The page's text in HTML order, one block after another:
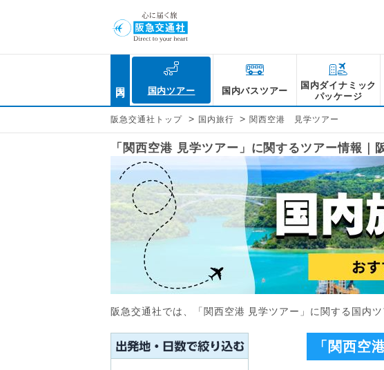
国内ツアー 国内バスツアー
国内ダイナミック
パッケージ
阪急交通社トップ > 国内旅行 > 関西空港 見学ツアー
「関西空港 見学ツアー」に関するツアー情報｜
阪急交通社では、「関西空港 見学ツアー」に関する国内
「関西空